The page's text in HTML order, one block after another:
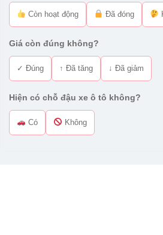
Còn hoạt động Đã đóng
Giá còn đúng không?
✓ Đúng ↑ Đã tăng ↓ Đã giảm
Hiện có chỗ đậu xe ô tô không?
Có Không